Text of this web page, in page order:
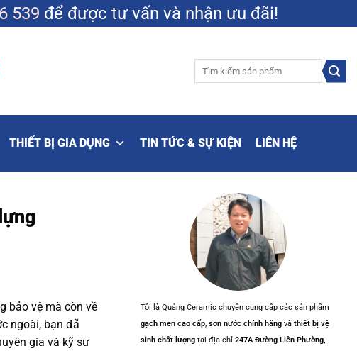
539 để được tư vấn và nhận ưu đãi!
Tìm
kiếm:
THIẾT BỊ GIA DỤNG TIN TỨC & SỰ KIỆN LIÊN HỆ
bảo vệ mà còn về
ngoài, bạn đã
gia và kỹ sư
Tôi là Quảng Ceramic chuyên cung cấp các sản phẩm
gạch men cao cấp, sơn nước chính hãng và thiết bị vệ
sinh chất lượng tại địa chỉ 247A Đường Liên Phường,